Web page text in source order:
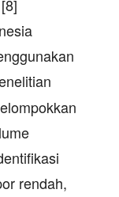
rendah,